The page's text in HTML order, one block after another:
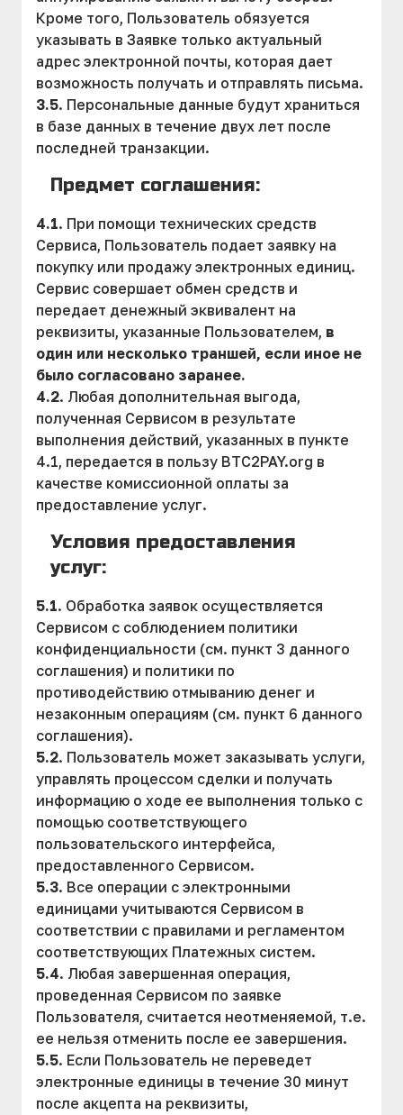
Кроме того, Пользователь обязуется
указывать в Заявке только актуальный
адрес электронной почты, которая дает
возможность получать и отправлять письма.
3.5. Персональные данные будут храниться
в базе данных в течение двух лет после
последней транзакции.
Предмет соглашения:
4.1. При помощи технических средств
Сервиса, Пользователь подает заявку на
покупку или продажу электронных единиц.
Сервис совершает обмен средств и
передает денежный эквивалент на
реквизиты, указанные Пользователем, в
один или несколько траншей, если иное не
было согласовано заранее.
4.2. Любая дополнительная выгода,
полученная Сервисом в результате
выполнения действий, указанных в пункте
4.1, передается в пользу BTC2PAY.org в
качестве комиссионной оплаты за
предоставление услуг.
Условия предоставления
услуг:
5.1. Обработка заявок осуществляется
Сервисом с соблюдением политики
конфиденциальности (см. пункт 3 данного
соглашения) и политики по
противодействию отмыванию денег и
незаконным операциям (см. пункт 6 данного
соглашения).
5.2. Пользователь может заказывать услуги,
управлять процессом сделки и получать
информацию о ходе ее выполнения только с
помощью соответствующего
пользовательского интерфейса,
предоставленного Сервисом.
5.3. Все операции с электронными
единицами учитываются Сервисом в
соответствии с правилами и регламентом
соответствующих Платежных систем.
5.4. Любая завершенная операция,
проведенная Сервисом по заявке
Пользователя, считается неотменяемой, т.е.
ее нельзя отменить после ее завершения.
5.5. Если Пользователь не переведет
электронные единицы в течение 30 минут
после акцепта на реквизиты,